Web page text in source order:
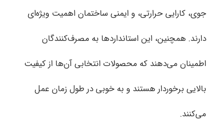
جوی، کارایی حرارتی، و ایمنی ساختمان اهمیت ویژه‌ای
دارند. همچنین، این استانداردها به مصرف‌کنندگان
اطمینان می‌دهند که محصولات انتخابی آن‌ها از کیفیت
بالایی برخوردار هستند و به خوبی در طول زمان عمل
می‌کنند.